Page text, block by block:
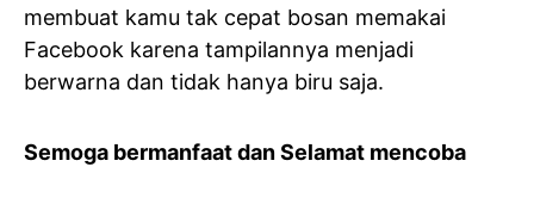
membuat kamu tak cepat bosan memakai
Facebook karena tampilannya menjadi
berwarna dan tidak hanya biru saja.
Semoga bermanfaat dan Selamat mencoba